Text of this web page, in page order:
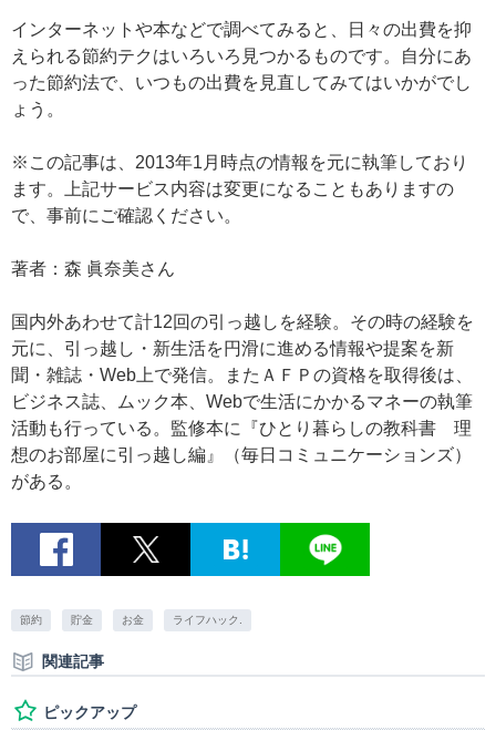
インターネットや本などで調べてみると、日々の出費を抑
えられる節約テクはいろいろ見つかるものです。自分にあ
った節約法で、いつもの出費を見直してみてはいかがでし
ょう。
※この記事は、2013年1月時点の情報を元に執筆しており
ます。上記サービス内容は変更になることもありますの
で、事前にご確認ください。
著者：森 眞奈美さん
国内外あわせて計12回の引っ越しを経験。その時の経験を
元に、引っ越し・新生活を円滑に進める情報や提案を新
聞・雑誌・Web上で発信。またＡＦＰの資格を取得後は、
ビジネス誌、ムック本、Webで生活にかかるマネーの執筆
活動も行っている。監修本に『ひとり暮らしの教科書 理
想のお部屋に引っ越し編』（毎日コミュニケーションズ）
がある。
節約 貯金 お金 ライフハック.
関連記事
ピックアップ